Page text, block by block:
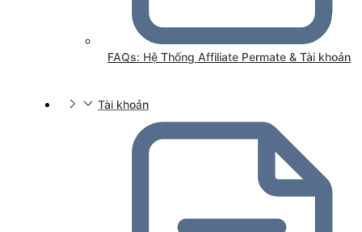
FAQs: Hệ Thống Affiliate Permate & Tài khoản
Tài khoản